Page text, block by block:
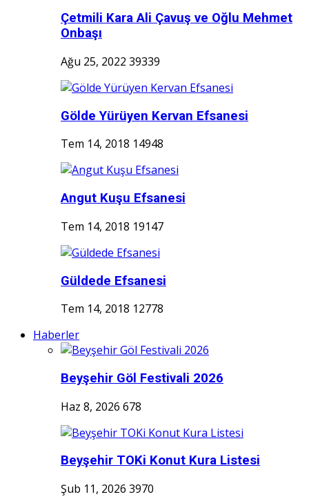
Çetmili Kara Ali Çavuş ve Oğlu Mehmet
Onbaşı
Ağu 25, 2022 39339
Gölde Yürüyen Kervan Efsanesi
Tem 14, 2018 14948
Angut Kuşu Efsanesi
Tem 14, 2018 19147
Güldede Efsanesi
Tem 14, 2018 12778
Haberler
Beyşehir Göl Festivali 2026
Haz 8, 2026 678
Beyşehir TOKi Konut Kura Listesi
Şub 11, 2026 3970